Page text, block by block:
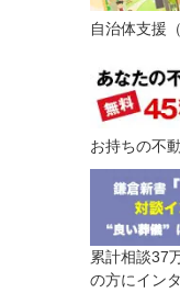
自治体支援
お持ちの不
累計相談37
の方にイン